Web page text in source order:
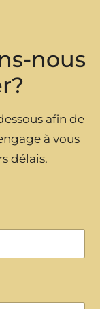
nous
afin de
à vous
délais.